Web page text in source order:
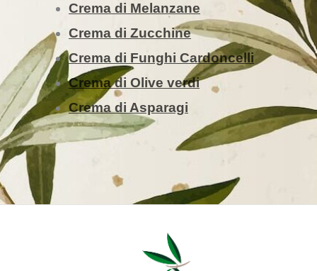
Crema di Melanzane
Crema di Zucchine
Crema di Funghi Cardoncelli
Crema di Olive verdi
Crema di Asparagi